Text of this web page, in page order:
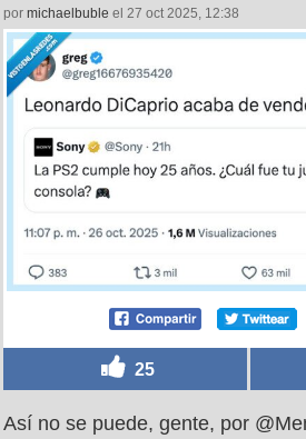
por michaelbuble el 27 oct 2025, 12:38
25
Así no se puede, gente, por